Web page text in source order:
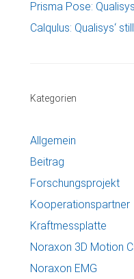
Prisma Pose:
Calqulus: Qualisys‘
Kategorien
Allgemein
Beitrag
Forschungsprojekt
Kooperationspartner
Kraftmessplatte
Noraxon 3D Motion
Noraxon EMG